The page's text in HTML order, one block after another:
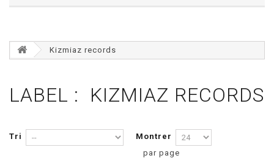
Kizmiaz records
LABEL : KIZMIAZ RECORDS
Tri
Montrer
par page